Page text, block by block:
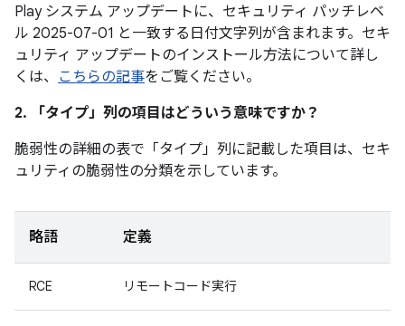
Play システム アップデートに、セキュリティ パッチレベ
ル 2025-07-01 と一致する日付文字列が含まれます。セキ
ュリティ アップデートのインストール方法について詳し
くは、 こちらの記事をご覧ください。
2. 「タイプ」 列の項目はどういう意味ですか？
脆弱性の詳細の表で「タイプ」 列に記載した項目は、セキ
ュリティの脆弱性の分類を示しています。
略語 定義
RCE リモートコード実行